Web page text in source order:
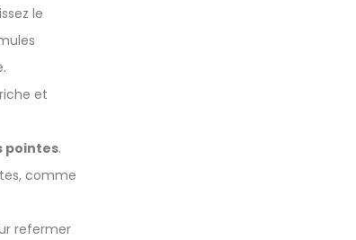
le
et
pointes.
comme
refermer